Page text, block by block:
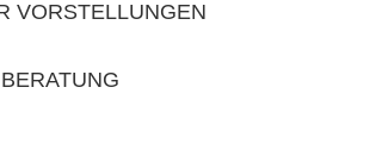
VORSTELLUNGEN